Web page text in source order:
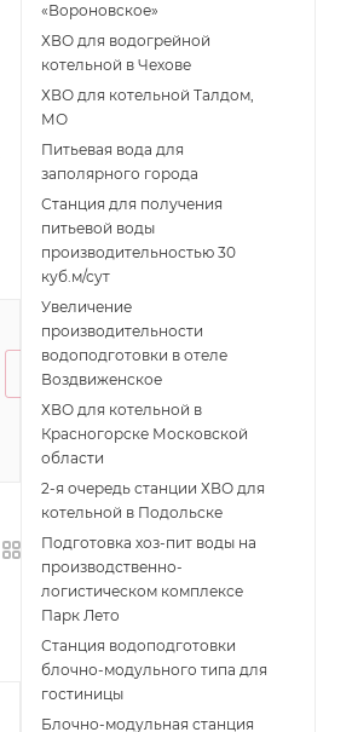
«Вороновское»
ХВО для водогрейной
котельной в Чехове
ХВО для котельной Талдом,
МО
Питьевая вода для
заполярного города
Станция для получения
питьевой воды
производительностью 30
куб.м/сут
Увеличение
производительности
водоподготовки в отеле
Воздвиженское
ХВО для котельной в
Красногорске Московской
области
2-я очередь станции ХВО для
котельной в Подольске
Подготовка хоз-пит воды на
производственно-
логистическом комплексе
Парк Лето
Станция водоподготовки
блочно-модульного типа для
гостиницы
Блочно-модульная станция